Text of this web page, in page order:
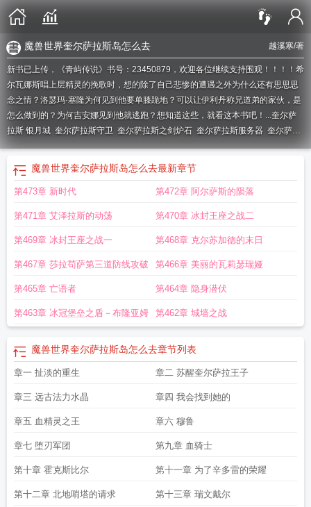
越溪寒/著
魔兽世界奎尔萨拉斯岛怎么去
新书已上传，《青屿传说》书号：23450879，欢迎各位继续支持围观！！！！希
尔瓦娜斯唱上层精灵的挽歌时，想的除了自己悲惨的遭遇之外为什么还有思思思
念之情？洛瑟玛·塞隆为何见到他要单膝跪地？可以让伊利丹称兄道弟的家伙，是
怎么做到的？为何吉安娜见到他就逃跑？想知道这些，就看这本书吧！...奎尔萨
拉斯 银月城 奎尔萨拉斯守卫 奎尔萨拉斯之剑炉石 奎尔萨拉斯服务器 奎尔萨拉
斯日常奖励奎尔萨拉斯金弓id奎尔萨拉斯在地图哪奎尔萨拉斯护卫者奎尔萨
拉斯摄政王
记住奎尔萨拉斯 10.0奎尔萨拉斯 奎尔萨拉斯金弓属性
金弓和橙弓
希望是永久byff嘛联盟怎么去奎尔萨拉斯魔兽地图奎尔萨拉斯奎尔萨拉斯的希
哪奎尔萨拉斯之战魔兽世界奎尔萨拉斯地图 魔兽世界奎尔萨拉斯怎么去
服奎尔萨拉斯之剑属性奎尔萨拉斯首都奎尔萨拉斯之剑任务奎尔萨拉斯名
尔萨拉斯军马乌龟服奎尔萨拉斯奎尔萨拉斯地图奎尔萨拉斯岛怎么去沙塔
斯奎尔萨拉斯怎么去 为了奎尔萨拉斯奎尔萨拉斯王国
务奎尔萨拉斯的建立开局一座大墓地 for奎尔萨拉斯奎尔萨拉斯高清地图
萨拉斯战马怎么获得奎尔萨拉斯的名册奎尔萨拉斯的领袖奎尔萨拉斯装备箱打
不开
奎尔萨拉斯军马怎么获得奎尔萨拉斯金杖奎尔萨拉斯金弓掉率
斯声望奎尔萨拉斯金弓价格奎尔萨拉斯岛牌子装备奎尔萨拉斯的王冠奎尔萨
拉斯的希望 卡组奎尔萨拉斯的梦 奎尔萨拉斯之剑怎么得到奎尔萨拉斯之靴怎
么拿
奎尔萨拉斯摄政王位置 奎尔萨拉斯的宝藏 奎尔萨拉斯在哪里
王奎尔萨拉斯的首都 奎尔萨拉斯语
萨拉斯传送门 奎尔萨拉斯岛在哪 魔兽世界奎尔萨拉斯奎尔萨拉斯王子
拉斯宝箱奎尔萨拉斯的希望 魔兽世界奎尔萨拉斯岛怎么去奎尔萨拉斯之剑
尔萨拉斯宝物箱奎尔萨拉斯怎么回沙塔斯 奎尔萨拉斯的希望召唤出来的随从
魔兽世界奎尔萨拉斯岛怎么去最新章节
第473章 新时代 第472章 阿尔萨斯的陨落
第471章 艾泽拉斯的动荡 第470章 冰封王座之战二
第469章 冰封王座之战一 第468章 克尔苏加德的末日
第467章 莎拉苟萨第三道防线攻破 第466章 美丽的瓦莉瑟瑞娅
第465章 亡语者 第464章 隐身潜伏
第463章 冰冠堡垒之盾－布隆亚姆 第462章 城墙之战
魔兽世界奎尔萨拉斯岛怎么去章节列表
章一 扯淡的重生 章二 苏醒奎尔萨拉王子
章三 远古法力水晶 章四 我会找到她的
章五 血精灵之王 章六 穆鲁
章七 堕刃军团 第九章 血骑士
第十章 霍克斯比尔 第十一章 为了辛多雷的荣耀
第十二章 北地哨塔的请求 第十三章 瑞文戴尔